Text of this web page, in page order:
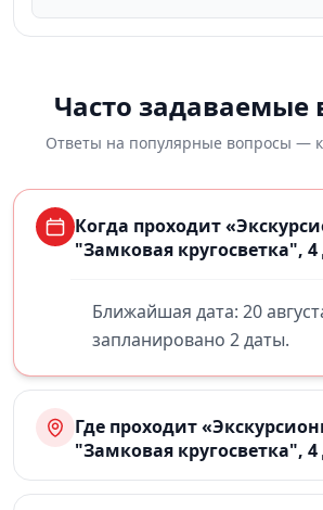
Часто задаваемые
Ответы на популярные вопросы —
Когда проходит
"Замковая кругосветка", 4
Ближайшая дата: 20
запланировано 2 даты.
Где проходит
"Замковая кругосветка", 4